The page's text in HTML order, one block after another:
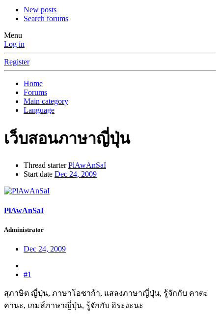
New posts
Search forums
Menu
Log in
Register
Home
Forums
Main category
Language
เว็บสอนภาษาญี่ปุ่น
Thread starter PlAwAnSaI
Start date Dec 24, 2009
PlAwAnSaI
Administrator
Dec 24, 2009
#1
สุภาษิต ญี่ปุ่น, ภาษาโอซาก้า, แสลงภาษาญี่ปุ่น, รู้จักกับ คาตะ
คานะ, เกมส์ภาษาญี่ปุ่น, รู้จักกับ ฮิระงะนะ